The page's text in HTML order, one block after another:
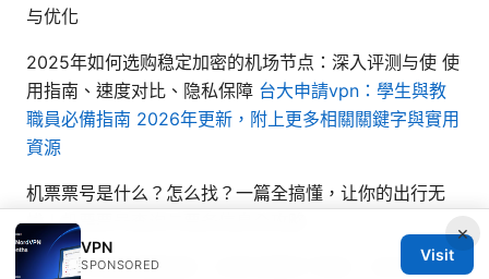
与优化
2025年如何选购稳定加密的机场节点：深入评测与使 使
用指南、速度对比、隐私保障 台大申請vpn：學生與教
職員必備指南 2026年更新，附上更多相關關鍵字與實用
資源
机票票号是什么？怎么找？一篇全搞懂，让你的出行无
忧！机票票号查询与票务信息全攻略
蜂窝vpn机场完整指南：在移动网络下稳定、安全地使用
×
VPN
SPONSORED
Visit